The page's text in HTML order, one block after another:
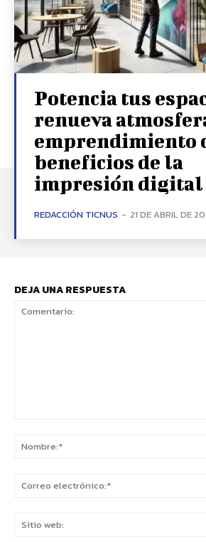
Potencia tus
renueva
emprendimiento
beneficios de la
impresión digital
REDACCIÓN TICNUS - 21 DE ABRIL DE
DEJA UNA RESPUESTA